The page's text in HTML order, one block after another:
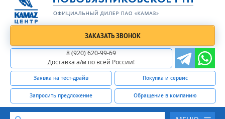
ЗАКАЗАТЬ ЗВОНОК
8 (920) 620-99-69
Доставка а/м по всей России!
Заявка на тест-драйв Покупка и сервис
Запросить предложение Обращение в компанию